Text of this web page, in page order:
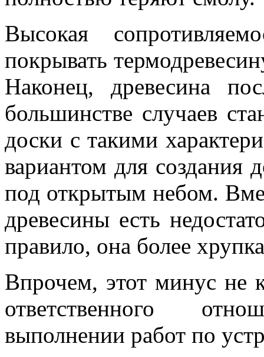
Высокая
покрывать
Наконец, древесина
большинстве случаев
доски с такими
вариантом для создания
под открытым небом.
древесины есть
правило, она более
Впрочем, этот минус не
ответственного
выполнении работ по